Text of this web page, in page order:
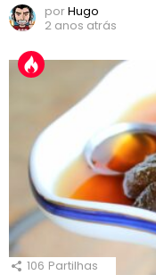
porHugo
2 anos atrás
106 Partilhas